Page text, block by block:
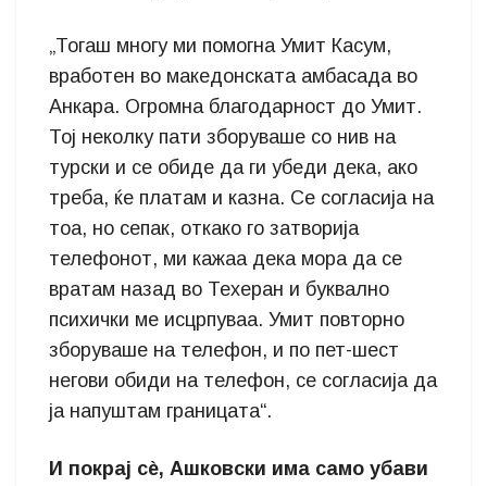
„Тогаш многу ми помогна Умит Касум,
вработен во македонската амбасада во
Анкара. Огромна благодарност до Умит.
Тој неколку пати зборуваше со нив на
турски и се обиде да ги убеди дека, ако
треба, ќе платам и казна. Се согласија на
тоа, но сепак, откако го затворија
телефонот, ми кажаа дека мора да се
вратам назад во Техеран и буквално
психички ме исцрпуваа. Умит повторно
зборуваше на телефон, и по пет-шест
негови обиди на телефон, се согласија да
ја напуштам границата“.
И покрај сè, Ашковски има само убави